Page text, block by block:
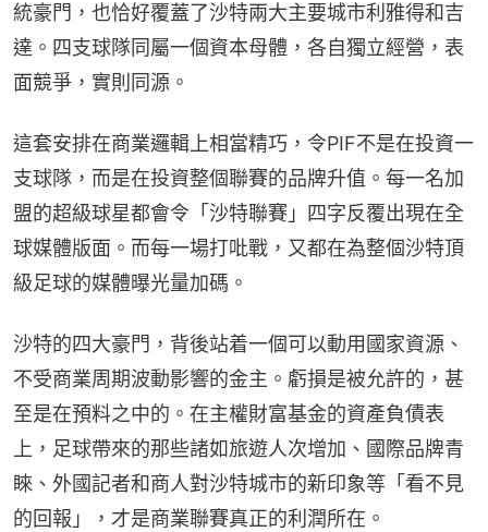
統豪門，也恰好覆蓋了沙特兩大主要城市利雅得和吉
達。四支球隊同屬一個資本母體，各自獨立經營，表
面競爭，實則同源。
這套安排在商業邏輯上相當精巧，令PIF不是在投資一
支球隊，而是在投資整個聯賽的品牌升值。每一名加
盟的超級球星都會令「沙特聯賽」四字反覆出現在全
球媒體版面。而每一場打吡戰，又都在為整個沙特頂
級足球的媒體曝光量加碼。
沙特的四大豪門，背後站着一個可以動用國家資源、
不受商業周期波動影響的金主。虧損是被允許的，甚
至是在預料之中的。在主權財富基金的資產負債表
上，足球帶來的那些諸如旅遊人次增加、國際品牌青
睞、外國記者和商人對沙特城市的新印象等「看不見
的回報」，才是商業聯賽真正的利潤所在。